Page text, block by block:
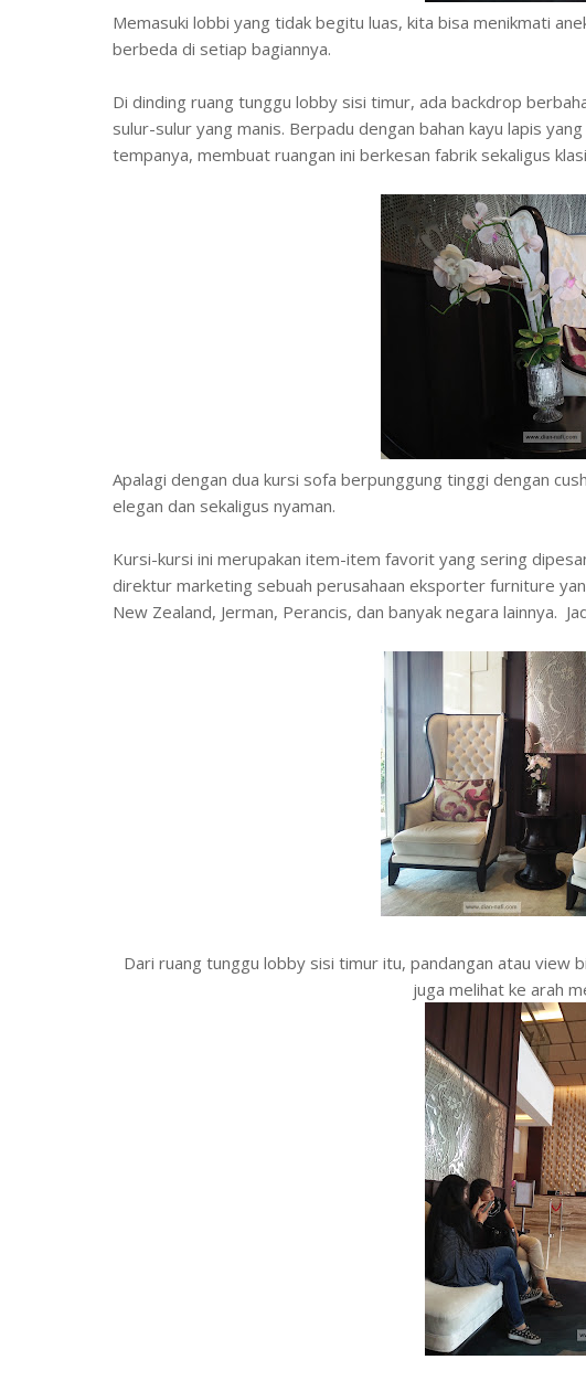
Memasuki lobbi yang tidak begitu luas, kita bisa menikmati
berbeda di setiap bagiannya.
Di dinding ruang tunggu lobby sisi timur, ada backdrop
sulur-sulur yang manis. Berpadu dengan bahan kayu lapis
tempanya, membuat ruangan ini berkesan fabrik sekaligus
Apalagi dengan dua kursi sofa berpunggung tinggi dengan
elegan dan sekaligus nyaman.
Kursi-kursi ini merupakan item-item favorit yang sering
direktur marketing sebuah perusahaan eksporter furniture
New Zealand, Jerman, Perancis, dan banyak negara lainnya.
Dari ruang tunggu lobby sisi timur itu, pandangan atau view
juga melihat ke arah